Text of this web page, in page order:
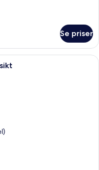
Se priser
hotellrum med en